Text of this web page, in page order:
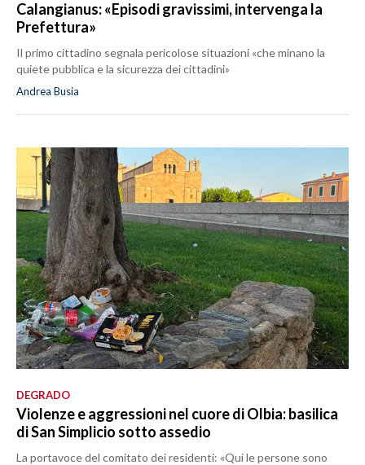
Calangianus: «Episodi gravissimi, intervenga la
Prefettura»
Il primo cittadino segnala pericolose situazioni «che minano la
quiete pubblica e la sicurezza dei cittadini»
Andrea Busia
DEGRADO
Violenze e aggressioni nel cuore di Olbia: basilica
di San Simplicio sotto assedio
La portavoce del comitato dei residenti: «Qui le persone sono